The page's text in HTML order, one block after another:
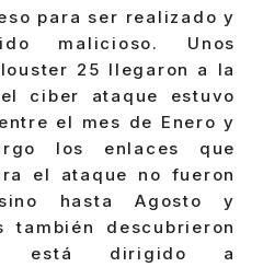
para ser realizado y
malicioso. Unos
25 llegaron a la
ciber ataque estuvo
el mes de Enero y
los enlaces que
el ataque no fueron
hasta Agosto y
también descubrieron
está dirigido a